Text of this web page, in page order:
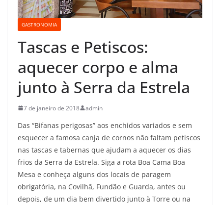
GASTRONOMIA
Tascas e Petiscos:
aquecer corpo e alma
junto à Serra da Estrela
7 de janeiro de 2018 admin
Das “Bifanas perigosas” aos enchidos variados e sem
esquecer a famosa canja de cornos não faltam petiscos
nas tascas e tabernas que ajudam a aquecer os dias
frios da Serra da Estrela. Siga a rota Boa Cama Boa
Mesa e conheça alguns dos locais de paragem
obrigatória, na Covilhã, Fundão e Guarda, antes ou
depois, de um dia bem divertido junto à Torre ou na